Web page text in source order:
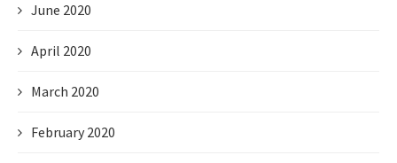
June 2020
April 2020
March 2020
February 2020